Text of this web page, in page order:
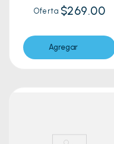
Oferta $269.00
Agregar